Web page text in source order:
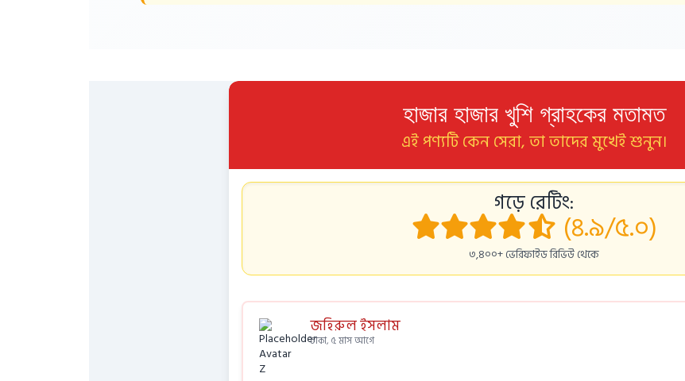
হাজার হাজার খুশি গ্রাহকের মতামত
এই পণ্যটি কেন সেরা, তা তাদের মুখেই শুনুন।
গড়ে রেটিং:
(৪.৯/৫.০)
৩,৪০০+ ভেরিফাইড রিভিউ থেকে
জহিরুল ইসলাম
ঢাকা, ৫ মাস আগে